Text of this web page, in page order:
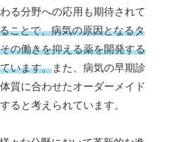
る分野への応用も期待されて
ことで、病気の原因となるタ
の働きを抑える薬を開発する
います。また、病気の早期診
質に合わせたオーダーメイド
ると考えられています。